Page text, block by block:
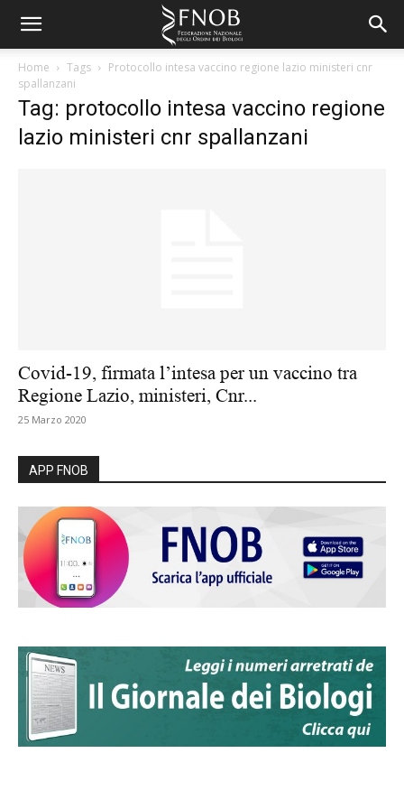
Home Tags
Protocollo intesa vaccino regione lazio ministeri cnr
spallanzani
Tag: protocollo intesa vaccino regione
lazio ministeri cnr spallanzani
Covid-19, firmata l’intesa per un vaccino tra
Regione Lazio, ministeri, Cnr...
25 Marzo 2020
APP FNOB